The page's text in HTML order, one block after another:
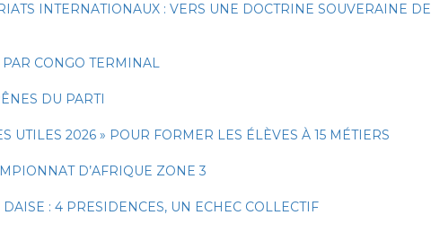
INTERNATIONAUX : VERS UNE DOCTRINE SOUVERAINE DE
CONGO TERMINAL
DU PARTI
UTILES 2026 » POUR FORMER LES ÉLÈVES À 15 MÉTIERS
D’AFRIQUE ZONE 3
: 4 PRESIDENCES, UN ECHEC COLLECTIF